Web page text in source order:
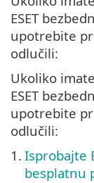
ESET
upotrebite
odlučili:
Ukoliko
ESET
upotrebite
odlučili:
1. Isprobajte
besplatnu